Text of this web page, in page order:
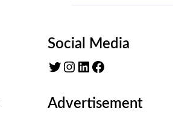
Social Media
Twitter
Instagram LinkedIn Facebook
Advertisement